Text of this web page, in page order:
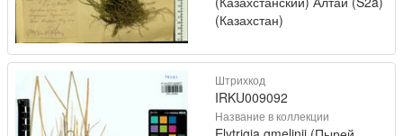
(Казахстан)
Штрихкод
IRKU009092
Название в коллекции